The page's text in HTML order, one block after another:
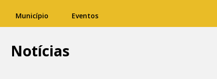
Município Eventos
Notícias